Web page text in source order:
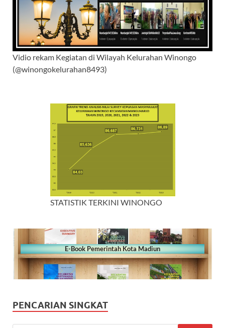
Vidio rekam Kegiatan di Wilayah Kelurahan Winongo
(@winongokelurahan8493)
STATISTIK TERKINI WINONGO
E-Book Pemerintah Kota Madiun
PENCARIAN SINGKAT